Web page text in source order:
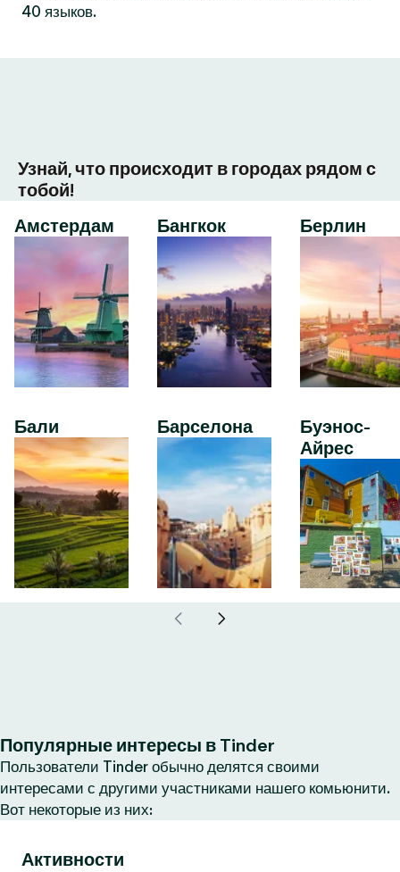
40 языков.
Узнай, что происходит в городах рядом с
тобой!
Амстердам
Бали
Бангкок
Барселона
Берлин
Буэнос-
Айрес
Популярные интересы в Tinder
Пользователи Tinder обычно делятся своими
интересами с другими участниками нашего комьюнити.
Вот некоторые из них:
Активности